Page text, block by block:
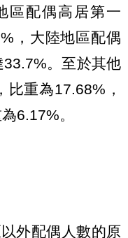
區配偶高居第一
，大陸地區配偶
。至於其他
重為17.68%，
6.17%。
外配偶人數的原